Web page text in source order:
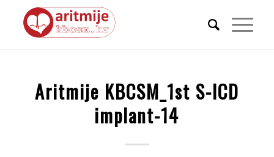
Aritmije KBCSM_1st S-ICD
implant-14